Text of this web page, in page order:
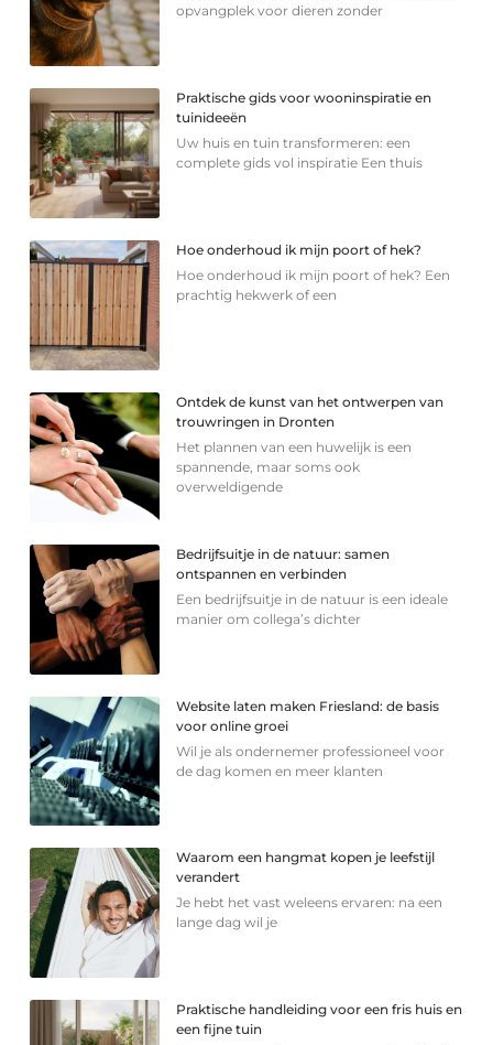
opvangplek voor dieren zonder
Praktische gids voor wooninspiratie en
tuinideeën
Uw huis en tuin transformeren: een
complete gids vol inspiratie Een thuis
Hoe onderhoud ik mijn poort of hek?
Hoe onderhoud ik mijn poort of hek? Een
prachtig hekwerk of een
Ontdek de kunst van het ontwerpen van
trouwringen in Dronten
Het plannen van een huwelijk is een
spannende, maar soms ook
overweldigende
Bedrijfsuitje in de natuur: samen
ontspannen en verbinden
Een bedrijfsuitje in de natuur is een ideale
manier om collega’s dichter
Website laten maken Friesland: de basis
voor online groei
Wil je als ondernemer professioneel voor
de dag komen en meer klanten
Waarom een hangmat kopen je leefstijl
verandert
Je hebt het vast weleens ervaren: na een
lange dag wil je
Praktische handleiding voor een fris huis en
een fijne tuin